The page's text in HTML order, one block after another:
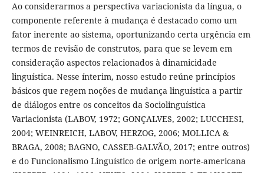
Ao considerarmos a perspectiva variacionista da língua, o
componente referente à mudança é destacado como um
fator inerente ao sistema, oportunizando certa urgência em
termos de revisão de construtos, para que se levem em
consideração aspectos relacionados à dinamicidade
linguística. Nesse ínterim, nosso estudo reúne princípios
básicos que regem noções de mudança linguística a partir
de diálogos entre os conceitos da Sociolinguística
Variacionista (LABOV, 1972; GONÇALVES, 2002; LUCCHESI,
2004; WEINREICH, LABOV, HERZOG, 2006; MOLLICA &
BRAGA, 2008; BAGNO, CASSEB-GALVÃO, 2017; entre outros)
e do Funcionalismo Linguístico de origem norte-americana